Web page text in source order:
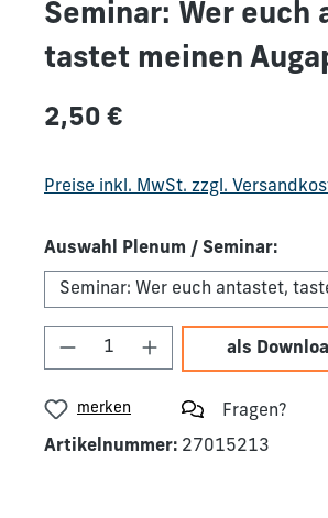
Seminar: Wer euch
tastet meinen
Regulärer Preis:
2,50 €
Preise inkl. MwSt. zzgl.
Auswahl Plenum / Seminar:
Produkt Anzahl: Gib
als
merken Fragen?
Artikelnummer: 27015213